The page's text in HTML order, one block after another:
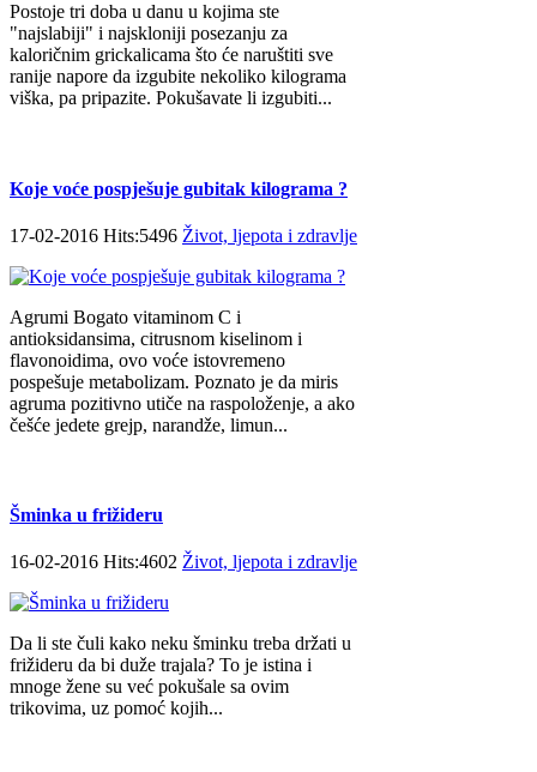
Postoje tri doba u danu u kojima ste
"najslabiji" i najskloniji posezanju za
kaloričnim grickalicama što će naruštiti sve
ranije napore da izgubite nekoliko kilograma
viška, pa pripazite. Pokušavate li izgubiti...
Koje voće pospješuje gubitak kilograma ?
17-02-2016 Hits:5496 Život, ljepota i zdravlje
Agrumi Bogato vitaminom C i
antioksidansima, citrusnom kiselinom i
flavonoidima, ovo voće istovremeno
pospešuje metabolizam. Poznato je da miris
agruma pozitivno utiče na raspoloženje, a ako
češće jedete grejp, narandže, limun...
Šminka u frižideru
16-02-2016 Hits:4602 Život, ljepota i zdravlje
Da li ste čuli kako neku šminku treba držati u
frižideru da bi duže trajala? To je istina i
mnoge žene su već pokušale sa ovim
trikovima, uz pomoć kojih...